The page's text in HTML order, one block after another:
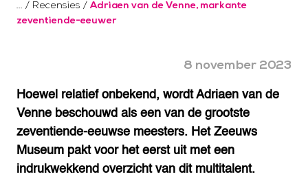
/ Recensies /Adriaen van de Venne, markante
zeventiende-eeuwer
8 november 2023
Hoewel relatief onbekend, wordt Adriaen van de
Venne beschouwd als een van de grootste
zeventiende-eeuwse meesters. Het Zeeuws
Museum pakt voor het eerst uit met een
indrukwekkend overzicht van dit multitalent.